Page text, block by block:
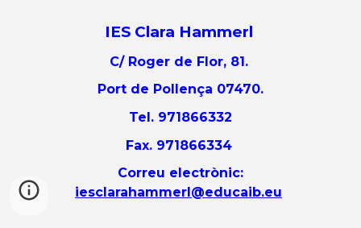
IES Clara Hammerl
C/ Roger de Flor, 81.
Port de Pollença 07470.
Tel. 971866332
Fax. 971866334
Correu electrònic:
iesclarahammerl@educaib.eu